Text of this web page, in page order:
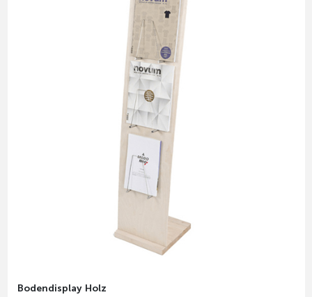
Bodendisplay Holz